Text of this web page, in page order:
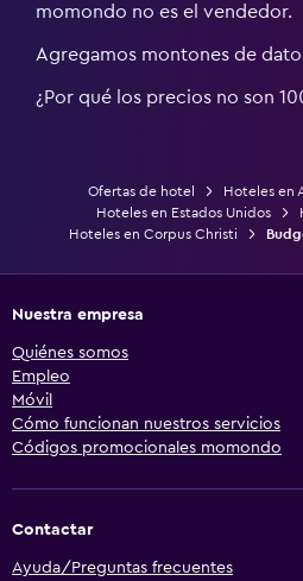
momondo no es el vendedor.
Agregamos montones de
¿Por qué los precios no son
Ofertas de hotel
Hoteles en
Hoteles en Estados Unidos
Hoteles en Corpus Christi
Nuestra empresa
Quiénes somos
Empleo
Móvil
Cómo funcionan nuestros servicios
Códigos promocionales momondo
Contactar
Ayuda/Preguntas frecuentes